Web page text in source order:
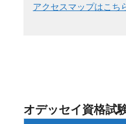
アクセスマップはこち
オデッセイ資格試